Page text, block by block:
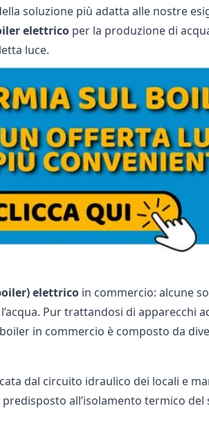
soluzione più adatta alle nostre
elettrico per la produzione di
luce.
elettrico in commercio: alcune
Pur trattandosi di apparecchi
in commercio è composto da
dal circuito idraulico dei locali e
predisposto all’isolamento termico